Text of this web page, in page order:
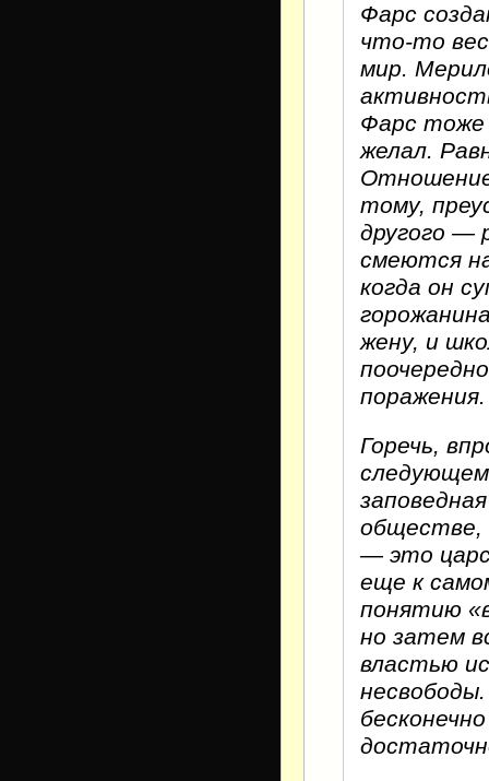
Фарс
что-то
мир.
Фарс тоже
желал.
тому,
другого —
смеются
когда он
жену, и
поражения.
Горечь,
обществе,
— это
еще к
понятию
но затем
властью